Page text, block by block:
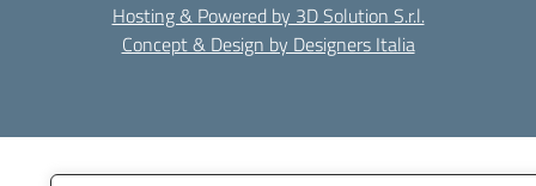
Hosting & Powered by 3D Solution S.r.l.
Concept & Design by Designers Italia